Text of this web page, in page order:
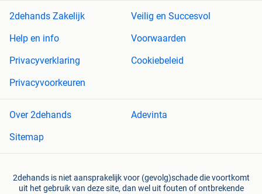
2dehands Zakelijk
Veilig en Succesvol
Help en info
Voorwaarden
Privacyverklaring
Cookiebeleid
Privacyvoorkeuren
Over 2dehands
Adevinta
Sitemap
2dehands is niet aansprakelijk voor (gevolg)schade die voortkomt
uit het gebruik van deze site, dan wel uit fouten of ontbrekende